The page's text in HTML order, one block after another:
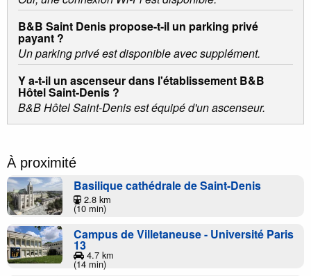
B&B Saint Denis propose-t-il un parking privé
payant ?
Un parking privé est disponible avec supplément.
Y a-t-il un ascenseur dans l'établissement B&B
Hôtel Saint-Denis ?
B&B Hôtel Saint-Denis est équipé d'un ascenseur.
À proximité
Basilique cathédrale de Saint-Denis
2.8 km
(10 min)
Campus de Villetaneuse - Université Paris
13
4.7 km
(14 min)